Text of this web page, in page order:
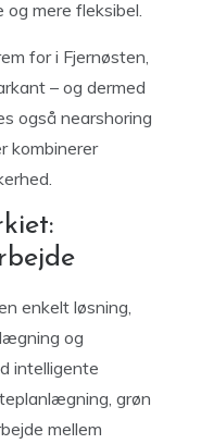
mere fleksibel.
for i Fjernøsten,
– og dermed
også nearshoring
kombinerer
enkelt løsning,
og
intelligente
grøn
mellem